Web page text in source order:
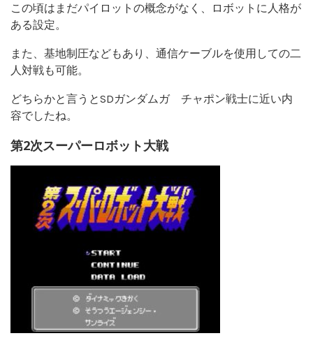
この頃はまだパイロットの概念がなく、ロボットに人格が
ある設定。
また、基地制圧などもあり、通信ケーブルを使用しての二
人対戦も可能。
どちらかと言うとSDガンダムガ チャポン戦士に近い内
容でしたね。
第2次スーパーロボット大戦